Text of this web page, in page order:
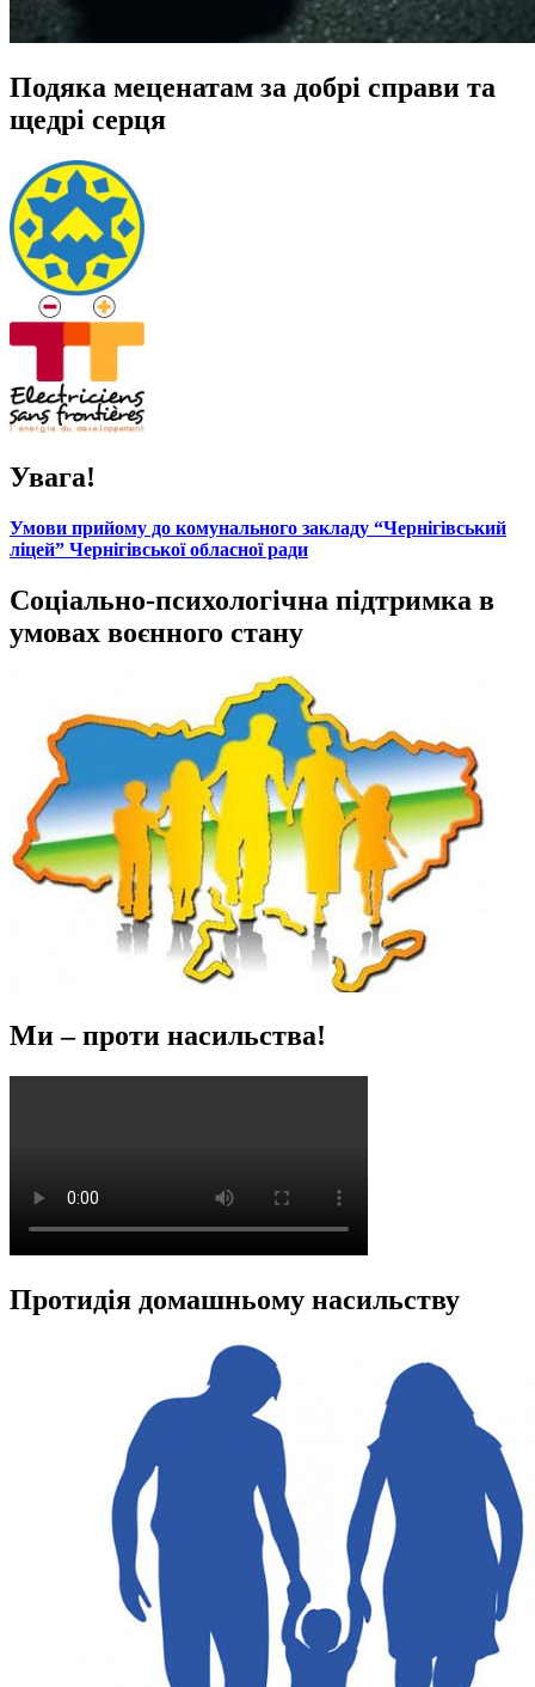
Подяка меценатам за добрі справи та
щедрі серця
Увага!
Умови прийому до комунального закладу “Чернігівський
ліцей” Чернігівської обласної ради
Соціально-психологічна підтримка в
умовах воєнного стану
Ми – проти насильства!
Протидія домашньому насильству